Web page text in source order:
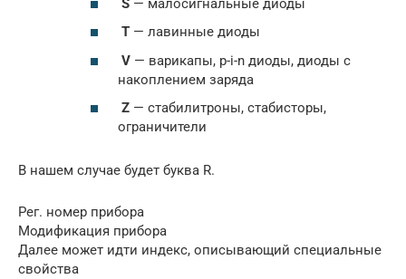
T — лавинные диоды
V — варикапы, p-i-n диоды, диоды с
накоплением заряда
Z — стабилитроны, стабисторы,
ограничители
В нашем случае будет буква R.
Рег. номер прибора
Модификация прибора
Далее может идти индекс, описывающий специальные
свойства